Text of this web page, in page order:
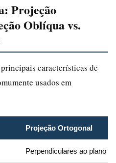
Projeção
Oblíqua vs.
características de
usados em
Projeção Ortogonal
Perpendiculares ao plano